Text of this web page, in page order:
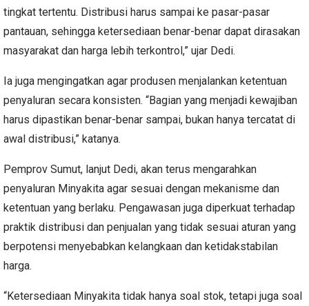
tingkat tertentu. Distribusi harus sampai ke pasar-pasar
pantauan, sehingga ketersediaan benar-benar dapat dirasakan
masyarakat dan harga lebih terkontrol,” ujar Dedi.
Ia juga mengingatkan agar produsen menjalankan ketentuan
penyaluran secara konsisten. “Bagian yang menjadi kewajiban
harus dipastikan benar-benar sampai, bukan hanya tercatat di
awal distribusi,” katanya.
Pemprov Sumut, lanjut Dedi, akan terus mengarahkan
penyaluran Minyakita agar sesuai dengan mekanisme dan
ketentuan yang berlaku. Pengawasan juga diperkuat terhadap
praktik distribusi dan penjualan yang tidak sesuai aturan yang
berpotensi menyebabkan kelangkaan dan ketidakstabilan
harga.
“Ketersediaan Minyakita tidak hanya soal stok, tetapi juga soal